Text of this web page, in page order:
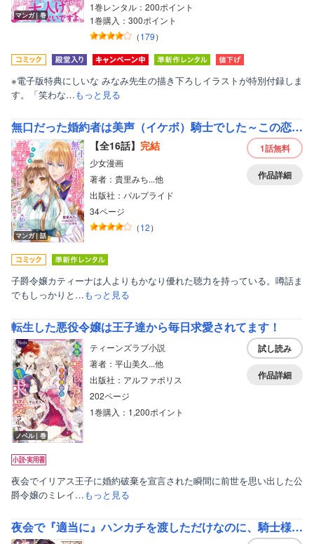
マンガ｜巻
1巻レンタル：200ポイント
1巻購入：300ポイント
（179）
※電子版特典にしいな みなみ先生の描き下ろしイラストが特別付録しま
す。「笑わな…もっと見る
無口だった婚約者は美声（イケボ）騎士でした～この恋は耳から始まった～
マンガ｜話
【全16話】 完結
少女漫画
著者：貴里みち...他
出版社：パルプライド
34ページ
（12）
1話無料
作品詳細
子爵令嬢カティーナは人よりもかなり優れた聴力を持っている。噂話ま
でもしっかりと…もっと見る
転生した悪役令嬢は王子達から毎日求愛されてます！
ノベル｜巻
ティーンズラブ小説
著者：平山美久...他
出版社：アルファポリス
202ページ
1巻購入：1,200ポイント
試し読み
作品詳細
夜会でイリアス王子に婚約破棄を宣言された瞬間に前世を思い出した公
爵令嬢のミレイ…もっと見る
夜会で『適当に』ハンカチを渡しただけなのに、騎士様から婚約を迫られています